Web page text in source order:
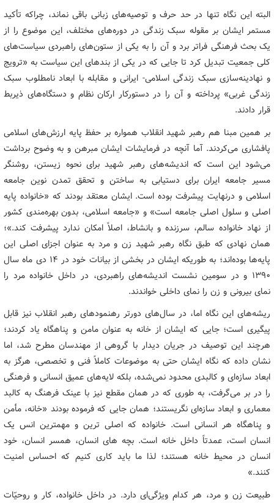
البته این نگاه تنها در حد حرف و توصیه‌های زبانی باقی نماند، چراکه تأکید
مستمر ایشان بر مقوله سبک زندگی در دوره‌های مختلف، این موضوع را از
یک بحث فرهنگی فراتر برد و آن را به یکی از ستون‌های راهبردی سیاست‌های
کلی جمعیت تبدیل کرد تا جایی که در یکی از بندهای این سیاست به «ترویج
و نهادینه‌سازی سبک زندگی اسلامی- ایرانی و مقابله با ابعاد نامطلوب سبک
زندگی غربی» پرداخته و آن را در دستورکار ارکان نظام و دستگاه‌های ذیربط
قرار دادند.
بر همین مبنا هم رهبر شهید انقلاب همواره بر حفظ پایه ارزش‌های اسلامی
پافشاری می‌کردند. آما آنچه در فرمایشات ایشان مبرهن و به وضوح برداشت
می‌شود این است که اندیشه‌های رهبر شهید برای نحوه زیستن، روشنگر
مسیر جامعه ایران برای دستیابی به ساختن و تحقق تمدن نوین جامعه
اسلامی و درنهایت پیشرفت بوده است. ایشان معتقد بودند که «خانواده پایه
اصلی و سلول اصلی جامعه است» و «جامعه‌ اسلامی، بدون بهره‌مندی کشور
از نهاد خانواده‌ سالم، سرزنده و بانشاط، اصلاً امکان ندارد پیشرفت کند.»؛
همان نهادی که طبق نگاه رهبر شهید زن و مرد به عنوان اجزای اصلی این
پایه‌ها بوده‌اند؛ به طوریکه ایشان در بخشی از بیانات خود در ۱۴ دی ماه سال
۱۳۹۰ و در سومین نشست اندیشه‌های راهبردی، در داخل خانواده مرد را
نمای بیرونی و زن را نمای داخلی خواندند.
ریشه‌های این نگاه اما،‌ در سال‌های دورتر رهنمودهای رهبر انقلاب نیز قابل
پیگیری است؛ جایی که ایشان از خانه به عنوان مامن و پناهگاه یاد کردند؛
هرچند این توصیف در جریان دیدار با گروهی از مهندسان مطرح شد، اما
نشان داده که نگاه ایشان حتی به موضوعات کاملاً فنی و تخصصی، هرگز به
ابعاد سازه‌ای و کالبدی محدود نمی‌شده،‌ بلکه لایه‌های عمیق انسانی و فرهنگی
را در بر می‌گرفت، به طوری که در همان مقطع نیز با عینک فرهنگ به کالبد
معماری و ابعاد سازه‌ای نگریستند؛ همان جایی که فرموده بودند «خانه، مأمن
و پناهگاه هر انسانی است. خانواده که اصلی ترین و مهمترین انس یک
انسان است، عمدتاً داخل خانه است. بچه های انسان، همسر انسان، خود
انسان در محیط خانه هستند؛ لذا ما باید کاری کنیم که احساس امنیت
کنند.»
طبیعت زن و مرد، هر کدام ویژگی‌ای دارد. در داخل خانواده، کار و روحیّات